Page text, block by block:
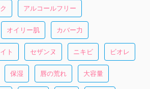
アルコールフリー
オイリー肌 カバー力
ト セザンヌ ニキビ ビオレ
保湿 唇の荒れ 大容量